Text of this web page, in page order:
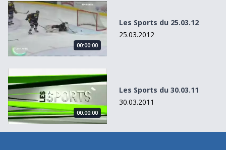
Les Sports du 25.03.12
00:00:00
Les Sports du 25.03.12
25.03.2012
Les Sports du 30.03.11
00:00:00
Les Sports du 30.03.11
30.03.2011